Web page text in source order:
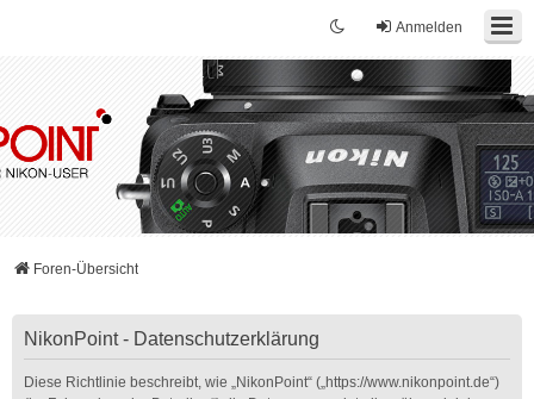
Anmelden
Foren-Übersicht
NikonPoint - Datenschutzerklärung
Diese Richtlinie beschreibt, wie „NikonPoint“ („https://www.nikonpoint.de“)